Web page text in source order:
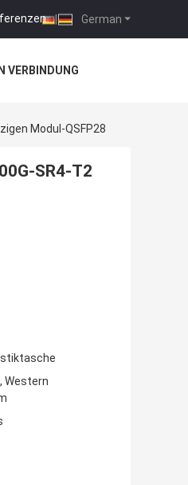
German
|
VERBINDUNG
Modul-QSFP28
SR4-T2
Western